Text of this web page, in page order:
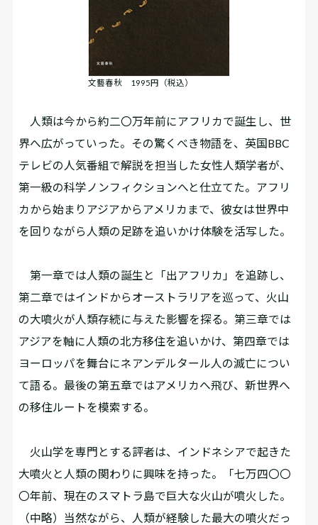
文藝春秋 1995円（税込）
人類は今から約二〇万年前にアフリカで誕生し、世
界へ広がっていった。その驚くべき物語を、英国BBC
テレビの人気番組で解説を担当した女性人類学者が、
第一級の科学ノンフィクションへと仕立てた。アフリ
カから始まりアジアからアメリカまで、彼女は世界中
を回りながら人類の足跡を追いかけ体験を活写した。
第一章では人類の誕生と「出アフリカ」を追跡し、
第二章ではインドからオーストラリアを巡って、火山
の大噴火が人類存続に与えた影響を探る。第三章では
アジアを軸に人類の北方移住を追いかけ、第四章では
ヨーロッパを舞台にネアンデルタール人の滅亡につい
て語る。最後の第五章ではアメリカへ飛び、新世界へ
の移住ルートを模索する。
火山学を専門とする評者は、インドネシアで起きた
大噴火と人類の関わりに興味を持った。「七万四〇〇
〇年前、現在のスマトラ島で巨大な火山が噴火した。
（中略）当然ながら、人類が経験した最大の噴火だっ